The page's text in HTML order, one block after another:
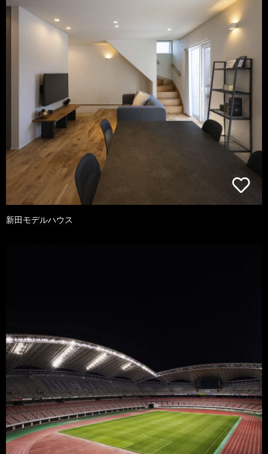
新田モデルハウス